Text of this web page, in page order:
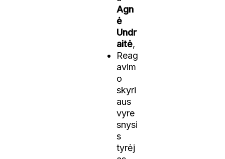
Agn
ė
Undr
aitė,
Reag
avim
o
skyri
aus
vyre
snysi
s
tyrėj